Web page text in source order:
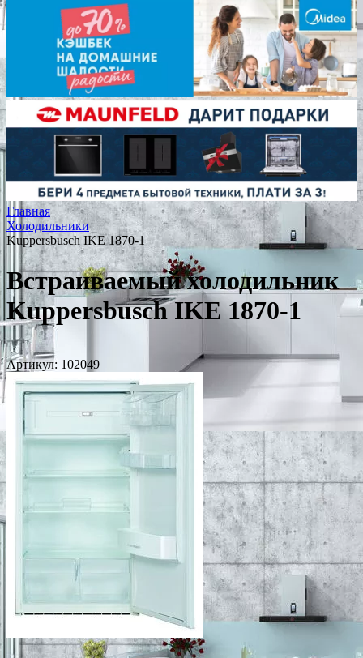
Главная
Холодильники
Kuppersbusch IKE 1870-1
Встраиваемый холодильник
Kuppersbusch IKE 1870-1
Артикул: 102049